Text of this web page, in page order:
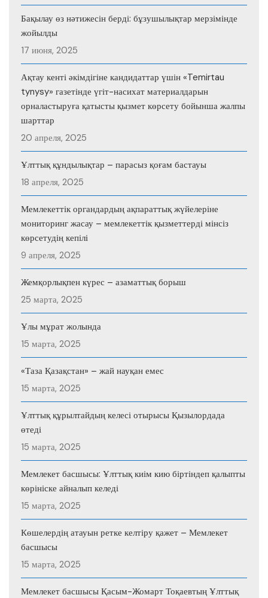
Бақылау өз нәтижесін берді: бұзушылықтар мерзімінде
жойылды
17 июня, 2025
Ақтау кенті әкімдігіне кандидаттар үшін «Temirtau
tynysy» газетінде үгіт-насихат материалдарын
орналастыруға қатысты қызмет көрсету бойынша жалпы
шарттар
20 апреля, 2025
Ұлттық құндылықтар – парасыз қоғам бастауы
18 апреля, 2025
Мемлекеттік органдардың ақпараттық жүйелеріне
мониторинг жасау – мемлекеттік қызметтерді мінсіз
көрсетудің кепілі
9 апреля, 2025
Жемқорлықпен күрес – азаматтық борыш
25 марта, 2025
Ұлы мұрат жолында
15 марта, 2025
«Таза Қазақстан» – жай науқан емес
15 марта, 2025
Ұлттық құрылтайдың келесі отырысы Қызылордада
өтеді
15 марта, 2025
Мемлекет басшысы: Ұлттық киім кию біртіндеп қалыпты
көрініске айналып келеді
15 марта, 2025
Көшелердің атауын ретке келтіру қажет – Мемлекет
басшысы
15 марта, 2025
Мемлекет басшысы Қасым-Жомарт Тоқаевтың Ұлттық